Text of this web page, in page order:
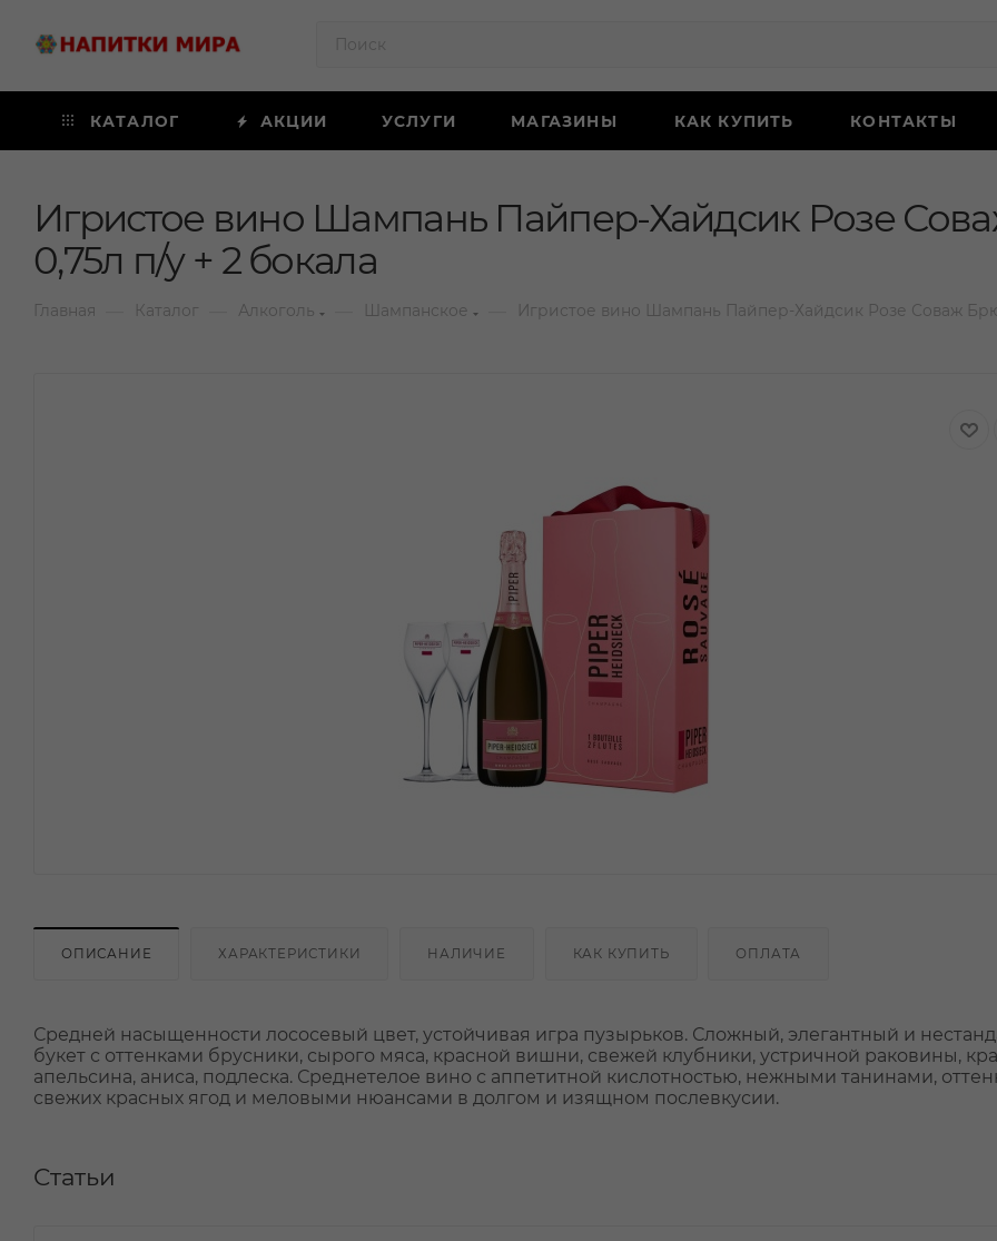
КАТАЛОГ АКЦИИ УСЛУГИ МАГАЗИНЫ КАК КУПИТЬ КОНТАКТЫ
Игристое вино Шампань Пайпер-Хайдсик Розе
0,75л п/у + 2 бокала
Главная Каталог Алкоголь Шампанское Игристое вино Шампань Пайпер-Хайдсик Розе Соваж
ОПИСАНИЕ ХАРАКТЕРИСТИКИ НАЛИЧИЕ КАК КУПИТЬ ОПЛАТА
Средней насыщенности лососевый цвет, устойчивая игра пузырьков. Сложный, элегантный и
букет с оттенками брусники, сырого мяса, красной вишни, свежей клубники, устричной раковины,
апельсина, аниса, подлеска. Среднетелое вино с аппетитной кислотностью, нежными танинами,
свежих красных ягод и меловыми нюансами в долгом и изящном послевкусии.
Статьи